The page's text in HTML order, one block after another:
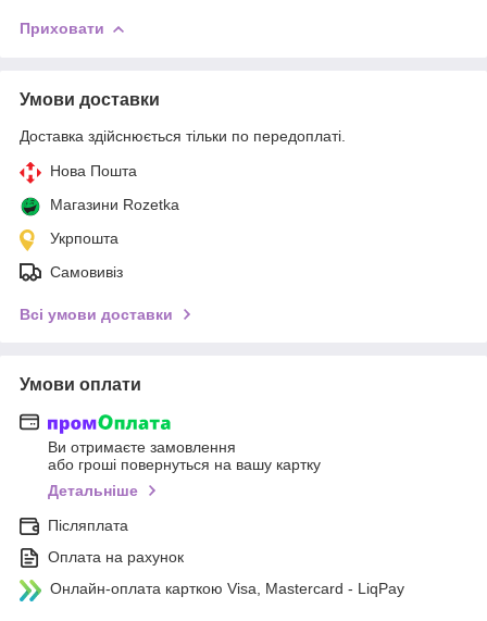
Приховати
Умови доставки
Доставка здійснюється тільки по передоплаті.
Нова Пошта
Магазини Rozetka
Укрпошта
Самовивіз
Всі умови доставки
Умови оплати
Ви отримаєте замовлення
або гроші повернуться на вашу картку
Детальніше
Післяплата
Оплата на рахунок
Онлайн-оплата карткою Visa, Mastercard - LiqPay